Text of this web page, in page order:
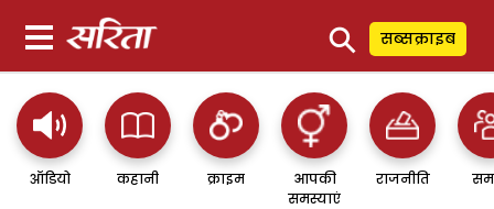
⚲ सब्सक्राइब
ऑडियो कहानी क्राइम
आपकी
समस्याएं
राजनीति